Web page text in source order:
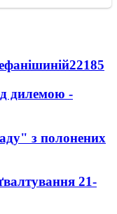
22185
дилемою -
з полонених
21-